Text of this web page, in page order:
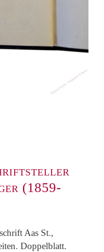
(1859-
Aas St.,
Doppelblatt.